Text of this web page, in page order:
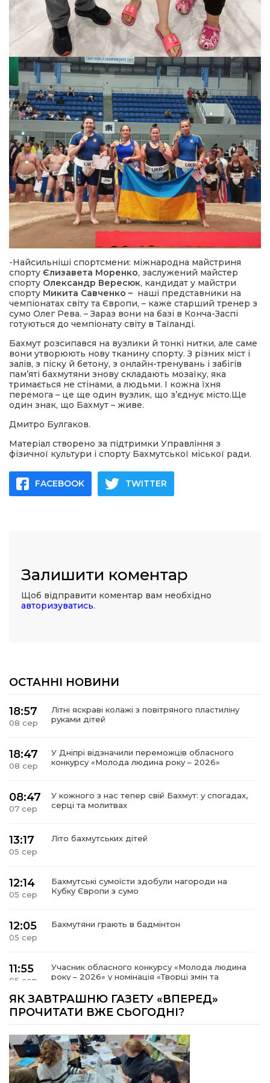
-Найсильніші спортсмени: міжнародна майстриня
спорту Єлизавета Моренко, заслужений майстер
спорту Олександр Вересюк, кандидат у майстри
спорту Микита Савченко – наші представники на
чемпіонатах світу та Європи, – каже старший тренер з
сумо Олег Рева. – Зараз вони на базі в Конча-Заспі
готуються до чемпіонату світу в Таїланді.
Бахмут розсипався на вузлики й тонкі нитки, але саме
вони утворюють нову тканину спорту. З різних міст і
залів, з піску й бетону, з онлайн-тренувань і забігів
пам’яті бахмутяни знову складають мозаїку, яка
тримається не стінами, а людьми. І кожна їхня
перемога – це ще один вузлик, що з’єднує місто.Ще
один знак, що Бахмут – живе.
Дмитро Булгаков.
Матеріал створено за підтримки Управління з
фізичної культури і спорту Бахмутської міської ради.
FACEBOOK TWITTER
Залишити коментар
Щоб відправити коментар вам необхідно
авторизуватись.
ОСТАННІ НОВИНИ
18:57
08 сер
Літні яскраві колажі з повітряного пластиліну
руками дітей
18:47
08 сер
У Дніпрі відзначили переможців обласного
конкурсу «Молода людина року – 2026»
08:47
07 сер
У кожного з нас тепер свій Бахмут: у спогадах,
серці та молитвах
13:17
05 сер
Літо бахмутських дітей
12:14
05 сер
Бахмутські сумоїсти здобули нагороди на
Кубку Європи з сумо
12:05
05 сер
Бахмутяни грають в бадмінтон
11:55
05 сер
Учасник обласного конкурсу «Молода людина
року – 2026» у номінація «Творці змін та
15:18
Мобільні клініки надали медичну допомогу 4
09:27
03 сер
ВПО можуть не платити за частину
комунальних послуг: про що йдеться
ЯК ЗАВТРАШНЮ ГАЗЕТУ «ВПЕРЕД»
ПРОЧИТАТИ ВЖЕ СЬОГОДНІ?